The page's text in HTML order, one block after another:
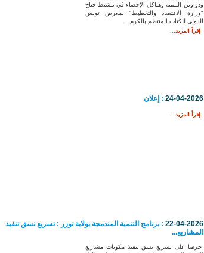
ودواوين التنمية وهياكل الإحصاء في تنشيط جناح
"وزارة الاقتصاد والتخطيط" بمعرض تونس
الدولي للكتاب المنتظم بالكرم...
إقرأ المزيد...
24-04-2026 : إعلان
إقرأ المزيد...
22-04-2026 : برنامج التنمية المندمجة بولاية توزر : تسريع نسق تنفيذ
المشاريع...
حرصا على تسريع نسق تنفيذ مكونات مشاريع